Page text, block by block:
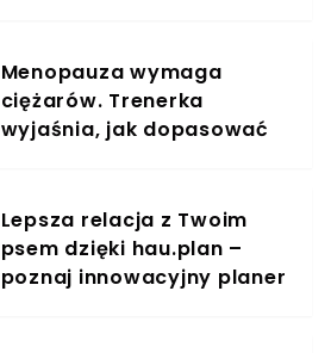
Menopauza wymaga
ciężarów. Trenerka
wyjaśnia, jak dopasować
Lepsza relacja z Twoim
psem dzięki hau.plan –
poznaj innowacyjny planer